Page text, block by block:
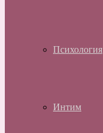
Психология
Интим